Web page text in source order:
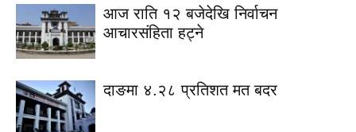
आज राति १२ बजेदेखि निर्वाचन
आचारसंहिता हट्ने
दाङमा ४.२८ प्रतिशत मत बदर